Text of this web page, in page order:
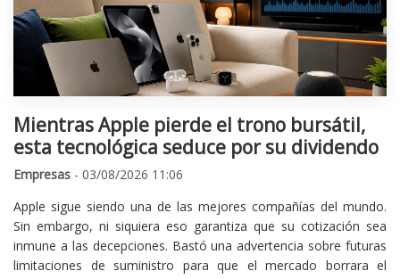
Mientras Apple pierde el trono bursátil,
esta tecnológica seduce por su dividendo
Empresas - 03/08/2026 11:06
Apple sigue siendo una de las mejores compañías del mundo.
Sin embargo, ni siquiera eso garantiza que su cotización sea
inmune a las decepciones. Bastó una advertencia sobre futuras
limitaciones de suministro para que el mercado borrara el